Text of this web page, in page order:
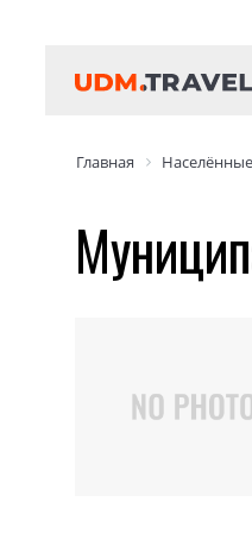
Главная